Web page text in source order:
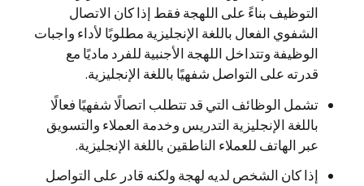
التوظيف بناءً على اللهجة فقط إذا كان الاتصال
الشفوي الفعال باللغة الإنجليزية مطلوبًا لأداء واجبات
الوظيفة وتتداخل اللهجة الأجنبية للفرد ماديًا مع
قدرته على التواصل شفهيًا باللغة الإنجليزية.
تشمل الوظائف التي قد تتطلب اتصالًا شفهيًا فعالًا
باللغة الإنجليزية التدريس وخدمة العملاء والتسويق
عبر الهاتف للعملاء الناطقين باللغة الإنجليزية.
إذا كان الشخص لديه لهجة ولكنه قادر على التواصل